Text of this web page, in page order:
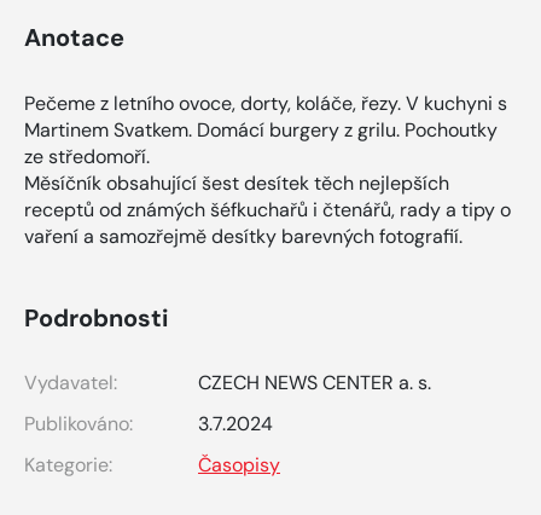
Anotace
Pečeme z letního ovoce, dorty, koláče, řezy. V kuchyni s
Martinem Svatkem. Domácí burgery z grilu. Pochoutky
ze středomoří.
Měsíčník obsahující šest desítek těch nejlepších
receptů od známých šéfkuchařů i čtenářů, rady a tipy o
vaření a samozřejmě desítky barevných fotografií.
Podrobnosti
Vydavatel:
CZECH NEWS CENTER a. s.
Publikováno:
3.7.2024
Kategorie:
Časopisy